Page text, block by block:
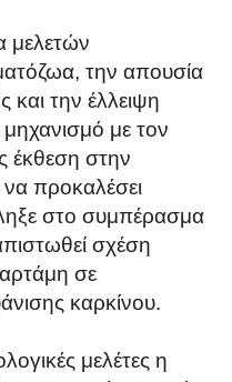
μελετών
την απουσία
και την έλλειψη
μηχανισμό με τον
έκθεση στην
προκαλέσει
στο συμπέρασμα
σχέση
σε
καρκίνου.
μελέτες η